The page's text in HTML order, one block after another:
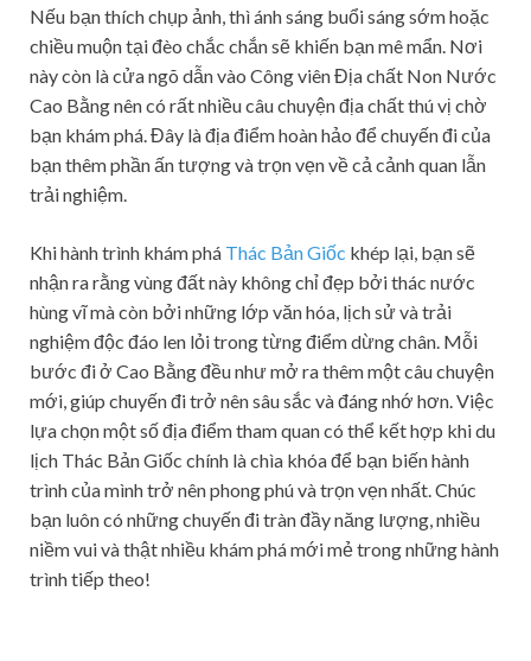
Nếu bạn thích chụp ảnh, thì ánh sáng buổi sáng sớm hoặc
chiều muộn tại đèo chắc chắn sẽ khiến bạn mê mẩn. Nơi
này còn là cửa ngõ dẫn vào Công viên Địa chất Non Nước
Cao Bằng nên có rất nhiều câu chuyện địa chất thú vị chờ
bạn khám phá. Đây là địa điểm hoàn hảo để chuyến đi của
bạn thêm phần ấn tượng và trọn vẹn về cả cảnh quan lẫn
trải nghiệm.
Khi hành trình khám phá Thác Bản Giốc khép lại, bạn sẽ
nhận ra rằng vùng đất này không chỉ đẹp bởi thác nước
hùng vĩ mà còn bởi những lớp văn hóa, lịch sử và trải
nghiệm độc đáo len lỏi trong từng điểm dừng chân. Mỗi
bước đi ở Cao Bằng đều như mở ra thêm một câu chuyện
mới, giúp chuyến đi trở nên sâu sắc và đáng nhớ hơn. Việc
lựa chọn một số địa điểm tham quan có thể kết hợp khi du
lịch Thác Bản Giốc chính là chìa khóa để bạn biến hành
trình của mình trở nên phong phú và trọn vẹn nhất. Chúc
bạn luôn có những chuyến đi tràn đầy năng lượng, nhiều
niềm vui và thật nhiều khám phá mới mẻ trong những hành
trình tiếp theo!